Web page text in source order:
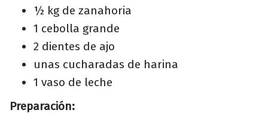
½ kg de zanahoria
1 cebolla grande
2 dientes de ajo
unas cucharadas de harina
1 vaso de leche
Preparación: